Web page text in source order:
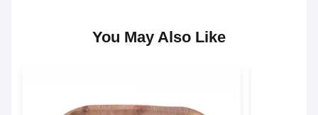
You May Also Like